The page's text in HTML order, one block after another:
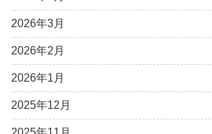
2026年3月
2026年2月
2026年1月
2025年12月